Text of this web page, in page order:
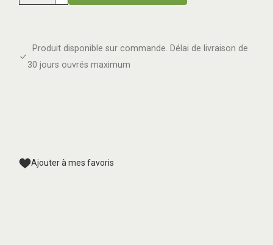
Produit disponible sur commande. Délai de livraison de
30 jours ouvrés maximum
Ajouter à mes favoris